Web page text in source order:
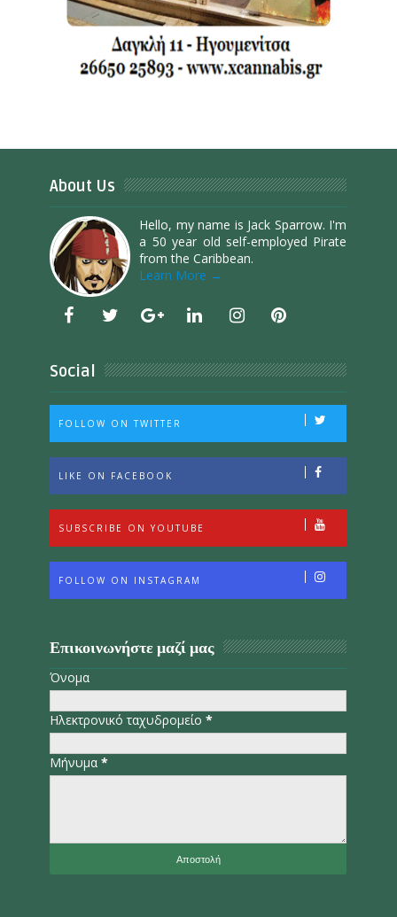
About Us
Hello, my name is Jack Sparrow. I'm
a 50 year old self-employed Pirate
from the Caribbean.
Learn More →
Social
FOLLOW ON TWITTER
LIKE ON FACEBOOK
SUBSCRIBE ON YOUTUBE
FOLLOW ON INSTAGRAM
Επικοινωνήστε μαζί μας
Όνομα
Ηλεκτρονικό ταχυδρομείο*
Μήνυμα*